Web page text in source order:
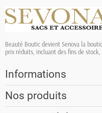
Beauté Boutic devient Senova la
prix réduits, incluant des fins de
Informations
Nos produits